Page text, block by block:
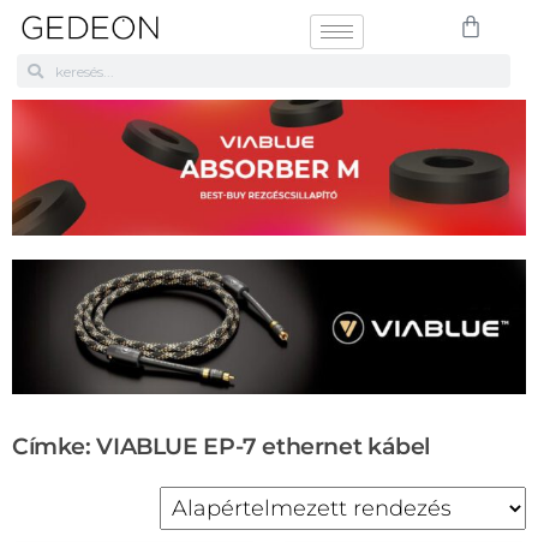
Címke: VIABLUE EP-7 ethernet kábel